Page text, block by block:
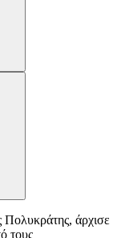
Πολυκράτης, άρχισε
τους